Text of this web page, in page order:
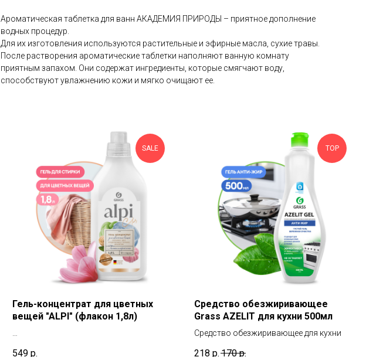
Ароматическая таблетка для ванн АКАДЕМИЯ ПРИРОДЫ – приятное дополнение
водных процедур.
Для их изготовления используются растительные и эфирные масла, сухие травы.
После растворения ароматические таблетки наполняют ванную комнату
приятным запахом. Они содержат ингредиенты, которые смягчают воду,
способствуют увлажнению кожи и мягко очищают ее.
SALE
Гель-концентрат для цветных
вещей "ALPI" (флакон 1,8л)
549 р.
TOP
Средство обезжиривающее
Grass AZELIT для кухни 500мл
Средство обезжиривающее для кухни
218 р. 170 р.